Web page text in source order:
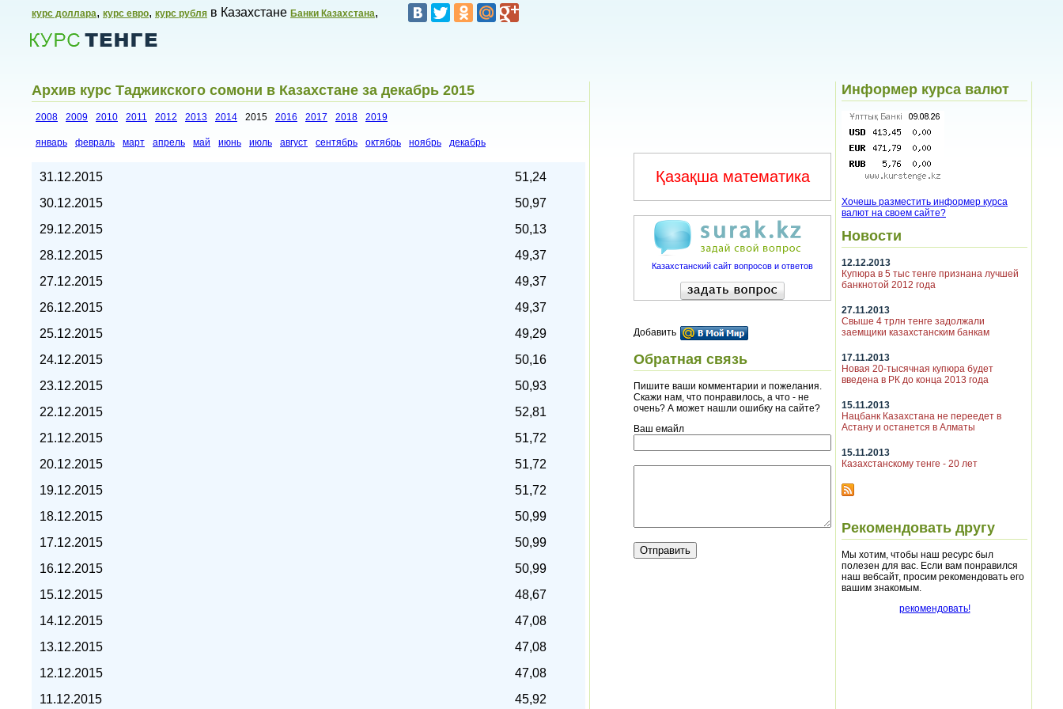
курс доллара, курс евро, курс рубля в Казахстане Банки Казахстана,
Курсы валют в Казахстане,
Архив курс Таджикского сомони в Казахстане за декабрь 2015
2008 2009 2010 2011 2012 2013 2014 2015 2016 2017 2018 2019
январь февраль март апрель май июнь июль август сентябрь октябрь ноябрь декабрь
31.12.2015
51,24
30.12.2015
50,97
29.12.2015
50,13
28.12.2015
49,37
27.12.2015
49,37
26.12.2015
49,37
25.12.2015
49,29
24.12.2015
50,16
23.12.2015
50,93
22.12.2015
52,81
21.12.2015
51,72
20.12.2015
51,72
19.12.2015
51,72
18.12.2015
50,99
17.12.2015
50,99
16.12.2015
50,99
15.12.2015
48,67
14.12.2015
47,08
13.12.2015
47,08
12.12.2015
47,08
11.12.2015
45,92
Қазақша математика
Казахстанский сайт вопросов и ответов
Добавить
Обратная связь
Пишите ваши комментарии и пожелания.
Скажи нам, что понравилось, а что - не
очень? А может нашли ошибку на сайте?
Ваш емайл
Информер курса валют
Хочешь разместить информер курса
валют на своем сайте?
Новости
12.12.2013
Купюра в 5 тыс тенге признана лучшей
банкнотой 2012 года
27.11.2013
Свыше 4 трлн тенге задолжали
заемщики казахстанским банкам
17.11.2013
Новая 20-тысячная купюра будет
введена в РК до конца 2013 года
15.11.2013
Нацбанк Казахстана не переедет в
Астану и останется в Алматы
15.11.2013
Казахстанскому тенге - 20 лет
Рекомендовать другу
Мы хотим, чтобы наш ресурс был
полезен для вас. Если вам понравился
наш вебсайт, просим рекомендовать его
вашим знакомым.
рекомендовать!